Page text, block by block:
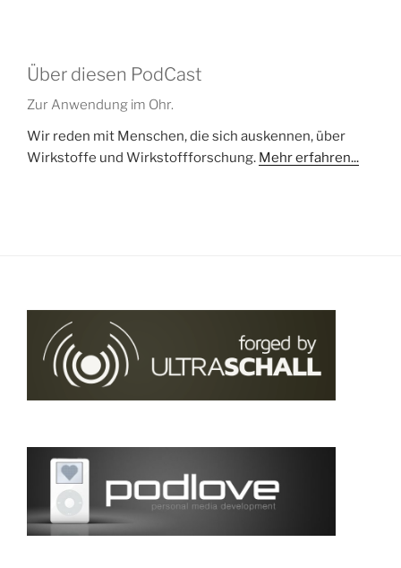
Über diesen PodCast
Zur Anwendung im Ohr.
Wir reden mit Menschen, die sich auskennen, über
Wirkstoffe und Wirkstoffforschung. Mehr erfahren...